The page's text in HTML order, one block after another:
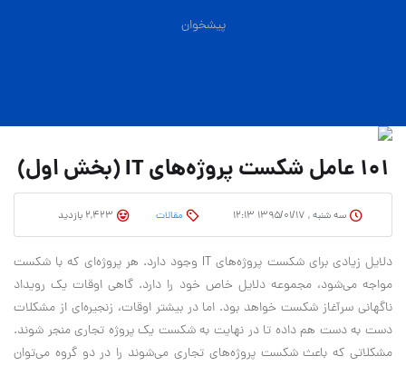
پیشخوان
101 عامل شکست پروژه‌های IT (بخش اول)
سه شنبه , ۱۳۹۵/۰۱/۱۷ ۱۲:۱۳ مقالات
دلایل زیادی برای شکست پروژه‌های IT وجود دارد. هر پروژه‌ای که با شکست
مواجه می‌شود، مجموعه دلایل خاص خود را دارد. گاهی اوقات یک رویداد
ناگهانی سرآغاز شکست خواهد بود. اما در بیشتر اوقات، زنجیره‌ای از مشکلات
دست به دست هم داده تا در نهایت به شکست یک پروژه تجاری منجر ‌شوند.
مشکلاتی که باعث شکست پروژه‌های تجاری می‌شوند را در دو گروه می‌توان